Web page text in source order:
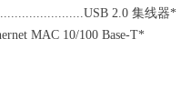
2.0 集线器*
MAC 10/100 Base-T*